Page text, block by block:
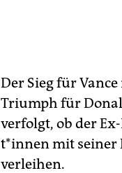
Der Sieg für
Triumph für
verfolgt, ob der
t*in­nen mit seiner
verleihen.